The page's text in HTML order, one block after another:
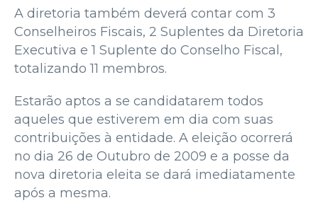
A diretoria também deverá contar com 3
Conselheiros Fiscais, 2 Suplentes da Diretoria
Executiva e 1 Suplente do Conselho Fiscal,
totalizando 11 membros.
Estarão aptos a se candidatarem todos
aqueles que estiverem em dia com suas
contribuições à entidade. A eleição ocorrerá
no dia 26 de Outubro de 2009 e a posse da
nova diretoria eleita se dará imediatamente
após a mesma.